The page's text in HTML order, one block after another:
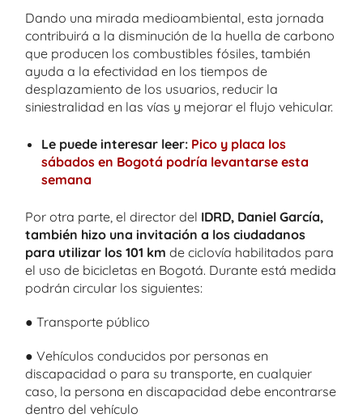
Dando una mirada medioambiental, esta jornada
contribuirá a la disminución de la huella de carbono
que producen los combustibles fósiles, también
ayuda a la efectividad en los tiempos de
desplazamiento de los usuarios, reducir la
siniestralidad en las vías y mejorar el flujo vehicular.
Le puede interesar leer: Pico y placa los
sábados en Bogotá podría levantarse esta
semana
Por otra parte, el director del IDRD, Daniel García,
también hizo una invitación a los ciudadanos
para utilizar los 101 km de ciclovía habilitados para
el uso de bicicletas en Bogotá. Durante está medida
podrán circular los siguientes:
● Transporte público
● Vehículos conducidos por personas en
discapacidad o para su transporte, en cualquier
caso, la persona en discapacidad debe encontrarse
dentro del vehículo